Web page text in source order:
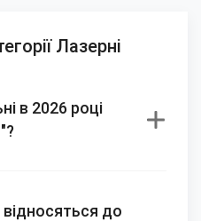
Лазерні
в 2026 році
відносяться до